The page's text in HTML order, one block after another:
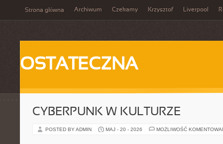
Strona główna Archiwum Czekamy Krzysztof Liverpool
OSTATECZNA
CYBERPUNK W KULTURZE
POSTED BY ADMIN MAJ - 20 - 2026 MOŻLIWOŚĆ